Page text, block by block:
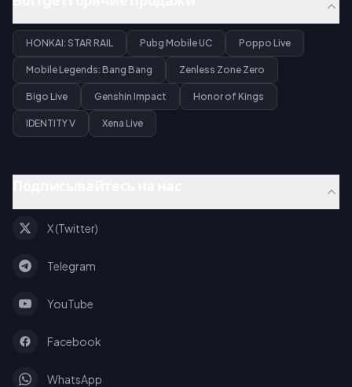
HONKAI: STAR RAIL Pubg Mobile UC Poppo Live
Mobile Legends: Bang Bang Zenless Zone Zero
Bigo Live Genshin Impact Honor of Kings
IDENTITY V Xena Live
X (Twitter)
Telegram
YouTube
Facebook
WhatsApp